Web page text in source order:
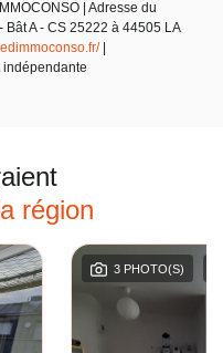
| Adresse du
A - CS 25222 à 44505 LA
|
indépendante
région
3 PHOTO(S)